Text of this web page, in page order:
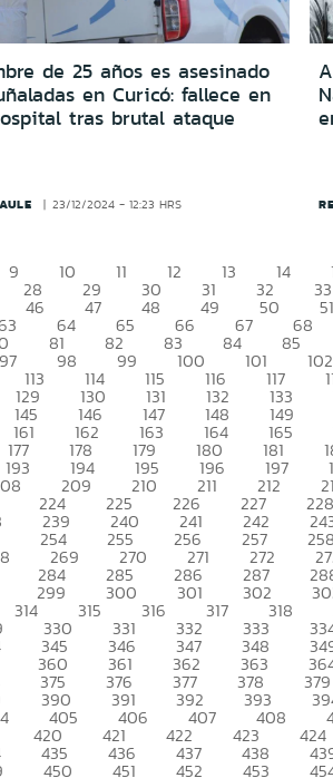
de 25 años es asesinado
en Curicó: fallece en
tras brutal ataque
23/12/2024 - 12:23 HRS
9 10 11 12 13 14
28 29 30 31 32 33
46 47 48 49 50 51
64 65 66 67 68
81 82 83 84 85
97 98 99 100 101 102
113 114 115 116 117
129 130 131 132 133
145 146 147 148 149
161 162 163 164 165
177 178 179 180 181
193 194 195 196 197
209 210 211 212
224 225 226 227 228
239 240 241 242
254 255 256 257 258
269 270 271 272
284 285 286 287
299 300 301 302
314 315 316 317 318
330 331 332 333
345 346 347 348
360 361 362 363
375 376 377 378 379
390 391 392 393
405 406 407 408
420 421 422 423 424
435 436 437 438
450 451 452 453